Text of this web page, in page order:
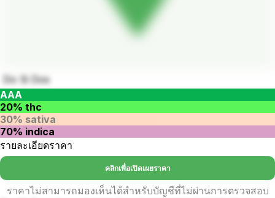
Do Si Dos
AAA
20% thc
30% sativa
70% indica
รายละเอียดราคา
คลิกเพื่อเปิดเผยราคา
ราคาไม่สามารถมองเห็นได้สำหรับบัญชีที่ไม่ผ่านการตรวจสอบ